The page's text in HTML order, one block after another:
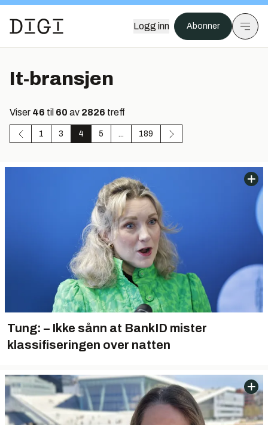
Logg inn Abonner
It-bransjen
Viser 46 til 60 av 2826 treff
1 3 4 5 ... 189
Tung: – Ikke sånn at BankID mister
klassifiseringen over natten